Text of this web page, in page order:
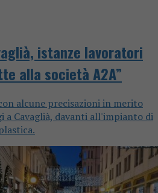
istanze lavoratori
alla società A2A”
alcune precisazioni in merito
a Cavaglià, davanti all'impianto di